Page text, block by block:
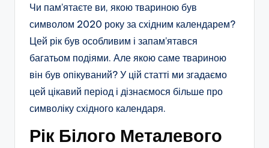
Чи пам’ятаєте ви, якою твариною був
символом 2020 року за східним календарем?
Цей рік був особливим і запам’ятався
багатьом подіями. Але якою саме твариною
він був опікуваний? У цій статті ми згадаємо
цей цікавий період і дізнаємося більше про
символіку східного календаря.
Рік Білого Металевого